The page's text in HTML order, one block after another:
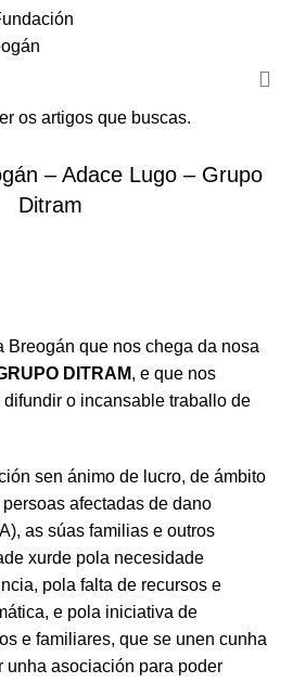
NOVAS
– Adace Lugo – Grupo
Ditram
Breogán que nos chega da nosa
DITRAM, e que nos
o incansable traballo de
sen ánimo de lucro, de ámbito
afectadas de dano
as súas familias e outros
xurde pola necesidade
pola falta de recursos e
e pola iniciativa de
e familiares, que se unen cunha
unha asociación para poder
os artigos que buscas.